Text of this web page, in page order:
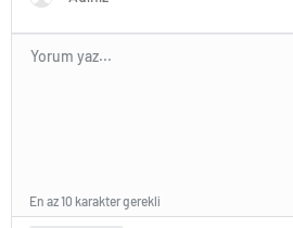
En az 10 karakter gerekli